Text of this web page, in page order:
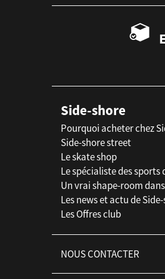
Side-shore
Pourquoi acheter chez
Side-shore street
Le skate shop
Le spécialiste des sports
Un vrai shape-room
Les news et actu de
Les Offres club
NOUS CONTACTER